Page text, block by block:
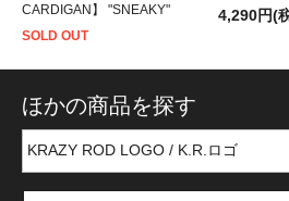
CARDIGAN】 "SNEAKY"
SOLD OUT
4,290円(
ほかの商品を探す